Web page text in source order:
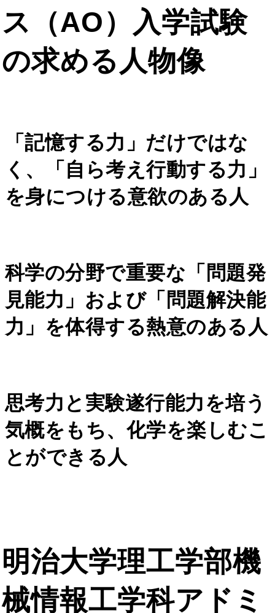
ス（AO）入学試験
の求める人物像
「記憶する力」だけではな
く、「自ら考え行動する力」
を身につける意欲のある人
科学の分野で重要な「問題発
見能力」および「問題解決能
力」を体得する熱意のある人
思考力と実験遂行能力を培う
気概をもち、化学を楽しむこ
とができる人
明治大学理工学部機
械情報工学科アドミ